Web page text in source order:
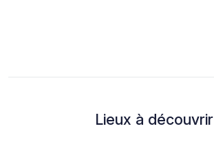
Lieux à découvrir